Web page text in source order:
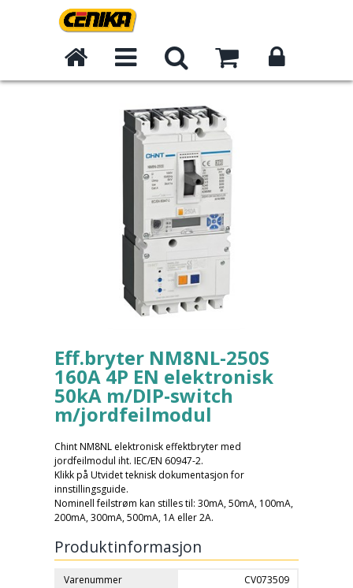
Eff.bryter NM8NL-250S
160A 4P EN elektronisk
50kA m/DIP-switch
m/jordfeilmodul
Chint NM8NL elektronisk effektbryter med
jordfeilmodul iht. IEC/EN 60947-2.
Klikk på Utvidet teknisk dokumentasjon for
innstillingsguide.
Nominell feilstrøm kan stilles til: 30mA, 50mA, 100mA,
200mA, 300mA, 500mA, 1A eller 2A.
Produktinformasjon
Varenummer CV073509